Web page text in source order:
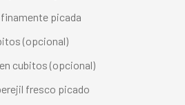
finamente picada
(opcional)
cubitos (opcional)
fresco picado